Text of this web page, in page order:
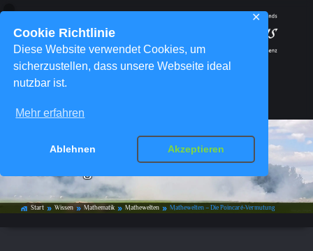
Cookie Richtlinie
Diese Website verwendet Cookies, um
sicherzustellen, dass unsere Webseite ideal
nutzbar ist.
Mehr erfahren
Ablehnen Akzeptieren
✕
Mathewelten – Die Poincaré-
Vermutung
home_work Start double_arrow Wissen double_arrow Mathematik double_arrow Mathewelten double_arrow Mathewelten – Die Poincaré-Vermutung